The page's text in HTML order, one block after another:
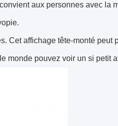
aux personnes avec la
Cet affichage tête-monté peut
monde pouvez voir un si petit